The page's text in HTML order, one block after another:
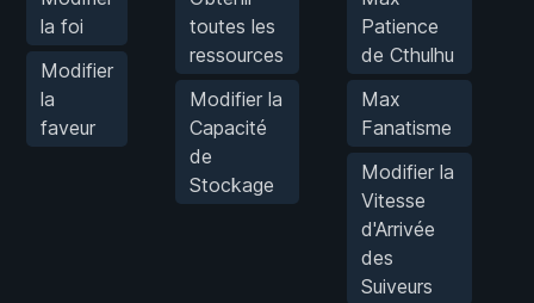
la foi
Modifier
la
faveur
toutes les
ressources
Modifier la
Capacité
de
Stockage
Patience
de Cthulhu
Max
Fanatisme
Modifier la
Vitesse
d'Arrivée
des
Suiveurs